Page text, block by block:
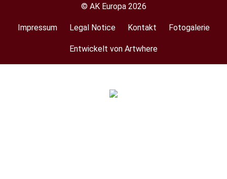
© AK Europa 2026
Footer
Impressum Legal Notice Kontakt Fotogalerie
Entwickelt von Artwhere